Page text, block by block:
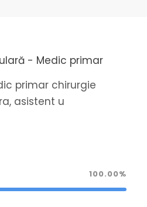
- Medic primar
primar chirurgie
asistent u
100.00%